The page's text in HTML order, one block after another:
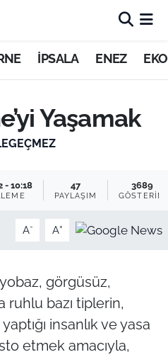
İPSALA ENEZ
Yaşamak
- 10:18 47
PAYLAŞIM
3689
GÖSTERIM
A- A+
görgüsüz,
ruhlu bazı tiplerin,
insanlık ve yasa
etmek amacıyla,